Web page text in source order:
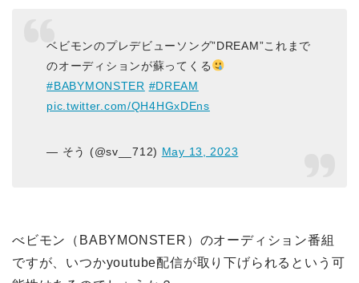
ベビモンのプレデビューソング”DREAM”これまで
のオーディションが蘇ってくる
#BABYMONSTER #DREAM
pic.twitter.com/QH4HGxDEns
— そう (@sv__712) May 13, 2023
べビモン（BABYMONSTER）のオーディション番組
ですが、いつかyoutube配信が取り下げられるという可